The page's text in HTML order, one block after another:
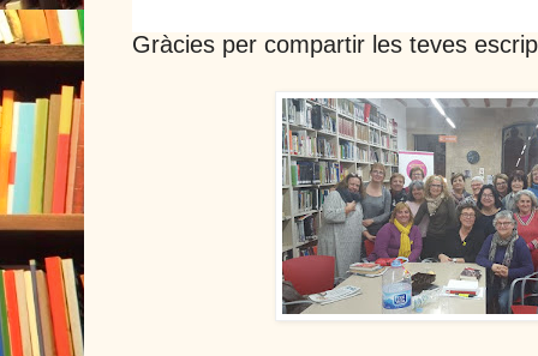
Gràcies per compartir les teves